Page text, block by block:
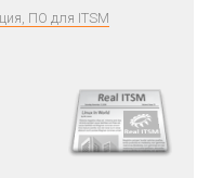
ПО для ITSM